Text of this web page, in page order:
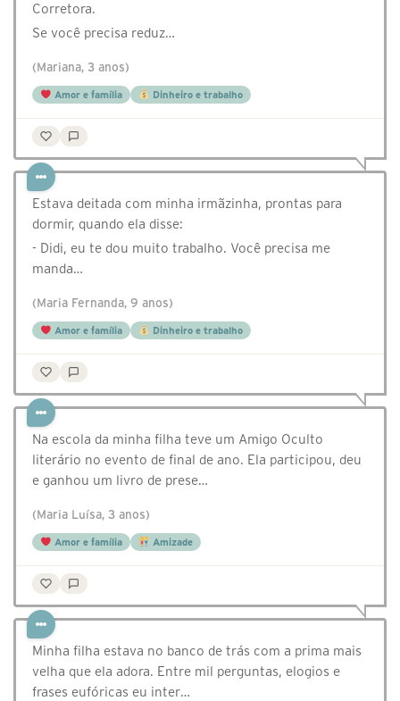
Corretora.
Se você precisa reduz…
(Mariana, 3 anos)
Amor e família Dinheiro e trabalho
Estava deitada com minha irmãzinha, prontas para
dormir, quando ela disse:
- Didi, eu te dou muito trabalho. Você precisa me
manda…
(Maria Fernanda, 9 anos)
Amor e família Dinheiro e trabalho
⁣Na escola da minha filha teve um Amigo Oculto
literário no evento de final de ano. Ela participou, deu
e ganhou um livro de prese…
(Maria Luísa, 3 anos)
Amor e família Amizade
Minha filha estava no banco de trás com a prima mais
velha que ela adora. Entre mil perguntas, elogios e
frases eufóricas eu inter…